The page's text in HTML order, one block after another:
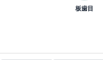
板歯目